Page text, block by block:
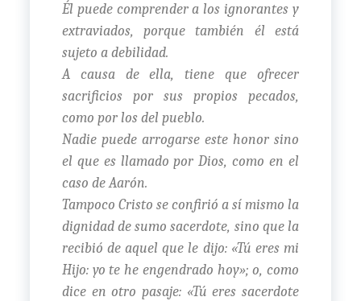
Él puede comprender a los ignorantes y
extraviados, porque también él está
sujeto a debilidad.
A causa de ella, tiene que ofrecer
sacrificios por sus propios pecados,
como por los del pueblo.
Nadie puede arrogarse este honor sino
el que es llamado por Dios, como en el
caso de Aarón.
Tampoco Cristo se confirió a sí mismo la
dignidad de sumo sacerdote, sino que la
recibió de aquel que le dijo: «Tú eres mi
Hijo: yo te he engendrado hoy»; o, como
dice en otro pasaje: «Tú eres sacerdote